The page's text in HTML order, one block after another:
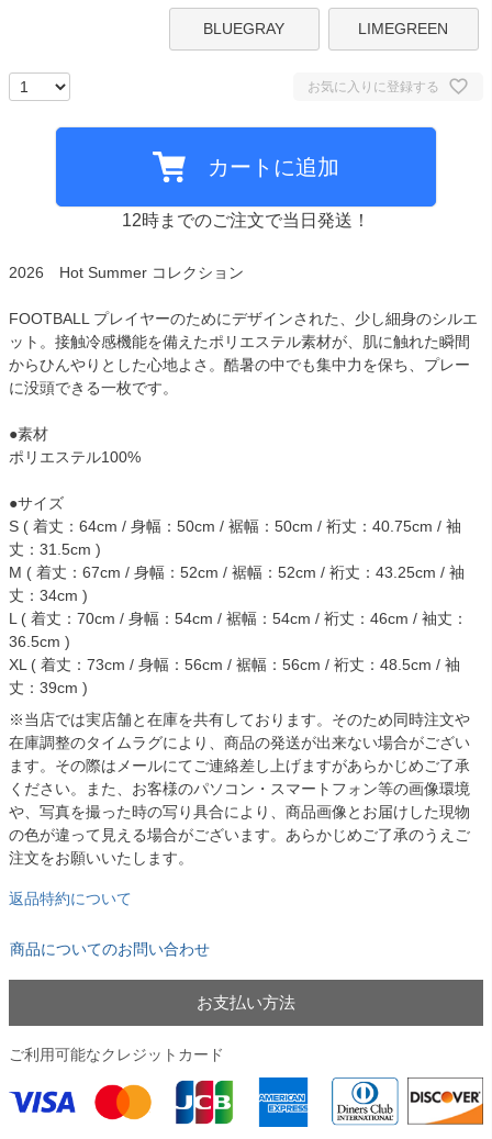
BLUEGRAY LIMEGREEN
お気に入りに登録する
カートに追加
12時までのご注文で当日発送！
2026 Hot Summer コレクション
FOOTBALL プレイヤーのためにデザインされた、少し細身のシルエ
ット。接触冷感機能を備えたポリエステル素材が、肌に触れた瞬間
からひんやりとした心地よさ。酷暑の中でも集中力を保ち、プレー
に没頭できる一枚です。
●素材
ポリエステル100%
●サイズ
S ( 着丈：64cm / 身幅：50cm / 裾幅：50cm / 裄丈：40.75cm / 袖
丈：31.5cm )
M ( 着丈：67cm / 身幅：52cm / 裾幅：52cm / 裄丈：43.25cm / 袖
丈：34cm )
L ( 着丈：70cm / 身幅：54cm / 裾幅：54cm / 裄丈：46cm / 袖丈：
36.5cm )
XL ( 着丈：73cm / 身幅：56cm / 裾幅：56cm / 裄丈：48.5cm / 袖
丈：39cm )
※当店では実店舗と在庫を共有しております。そのため同時注文や
在庫調整のタイムラグにより、商品の発送が出来ない場合がござい
ます。その際はメールにてご連絡差し上げますがあらかじめご了承
ください。また、お客様のパソコン・スマートフォン等の画像環境
や、写真を撮った時の写り具合により、商品画像とお届けした現物
の色が違って見える場合がございます。あらかじめご了承のうえご
注文をお願いいたします。
返品特約について
商品についてのお問い合わせ
お支払い方法
ご利用可能なクレジットカード